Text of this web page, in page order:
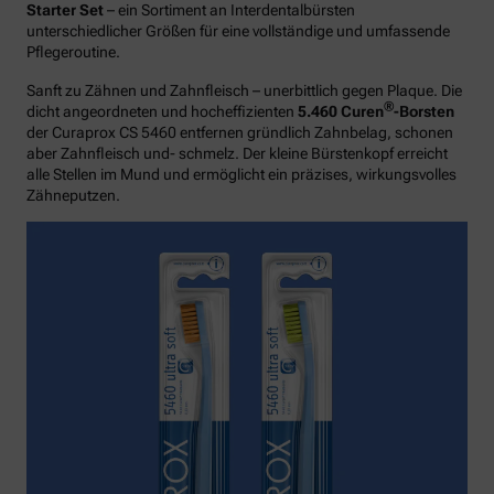
Starter Set– ein Sortiment an Interdentalbürsten
unterschiedlicher Größen für eine vollständige und umfassende
Pflegeroutine.
Sanft zu Zähnen und Zahnfleisch – unerbittlich gegen Plaque. Die
dicht angeordneten und hocheffizienten 5.460 Curen®-Borsten
der Curaprox CS 5460 entfernen gründlich Zahnbelag, schonen
aber Zahnfleisch und- schmelz. Der kleine Bürstenkopf erreicht
alle Stellen im Mund und ermöglicht ein präzises, wirkungsvolles
Zähneputzen.